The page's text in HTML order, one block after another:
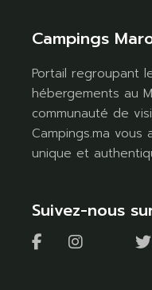
Campings
Portail regroupant
hébergements au
communauté de
Campings.ma
unique et
Suivez-nous